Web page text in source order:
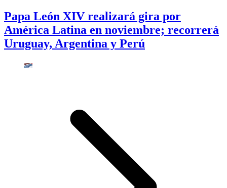
Papa León XIV realizará gira por
América Latina en noviembre; recorrerá
Uruguay, Argentina y Perú